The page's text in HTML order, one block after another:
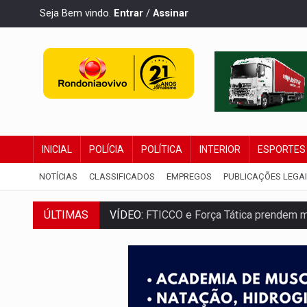
Seja Bem vindo. Entrar / Assinar
INICIAL POLÍCIA POLÍTICA INTERIOR ESPORTES
NOTÍCIAS CLASSIFICADOS EMPREGOS PUBLICAÇÕES
ÚLTIMAS VÍDEO: FTICCO e Força Tática prendem
INCLUSÃO:Prefeitura fortalece parceria
Exército testa inovações no
TEMAS SOCIOAMBIENTAIS:Em Itapuã